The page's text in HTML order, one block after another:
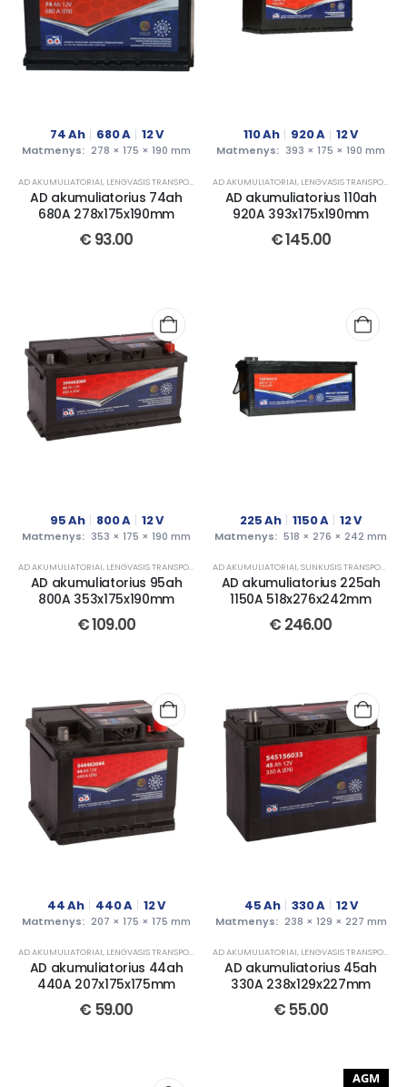
74Ah 680A 12V
Matmenys: 278 × 175 × 190 mm
AD AKUMULIATORIAI, LENGVASIS TRANSPORTAS
AD akumuliatorius 74ah
680A 278x175x190mm
€ 93.00
110Ah 920A 12V
Matmenys: 393 × 175 × 190 mm
AD AKUMULIATORIAI, LENGVASIS TRANSPORTAS
AD akumuliatorius 110ah
920A 393x175x190mm
€145.00
95Ah 800A 12V
Matmenys: 353 × 175 × 190 mm
AD AKUMULIATORIAI, LENGVASIS TRANSPORTAS
AD akumuliatorius 95ah
800A 353x175x190mm
€109.00
225Ah 1150A 12V
Matmenys: 518 × 276 × 242 mm
AD AKUMULIATORIAI,SUNKUSIS TRANSPORTAS
AD akumuliatorius 225ah
1150A 518x276x242mm
€ 246.00
44Ah 440A 12V
Matmenys: 207 × 175 × 175 mm
AD AKUMULIATORIAI, LENGVASIS TRANSPORTAS
AD akumuliatorius 44ah
440A 207x175x175mm
€ 59.00
45Ah 330A 12V
Matmenys: 238 × 129 × 227 mm
AD AKUMULIATORIAI, LENGVASIS TRANSPORTAS
AD akumuliatorius 45ah
330A 238x129x227mm
€ 55.00
AGM